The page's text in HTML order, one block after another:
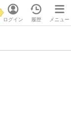
ログイン 履歴 メニュー